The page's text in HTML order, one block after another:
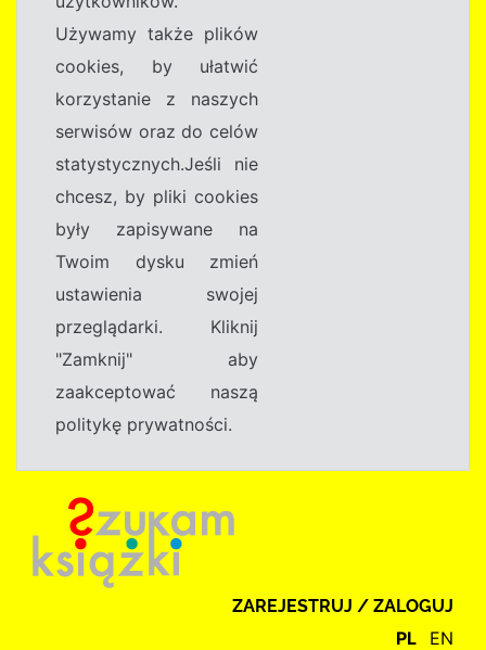
Używamy także plików
cookies, by ułatwić
korzystanie z naszych
serwisów oraz do celów
statystycznych.Jeśli nie
chcesz, by pliki cookies
były zapisywane na
Twoim dysku zmień
ustawienia swojej
przeglądarki. Kliknij
"Zamknij" aby
zaakceptować naszą
politykę prywatności.
ZAREJESTRUJ / ZALOGUJ
PL EN